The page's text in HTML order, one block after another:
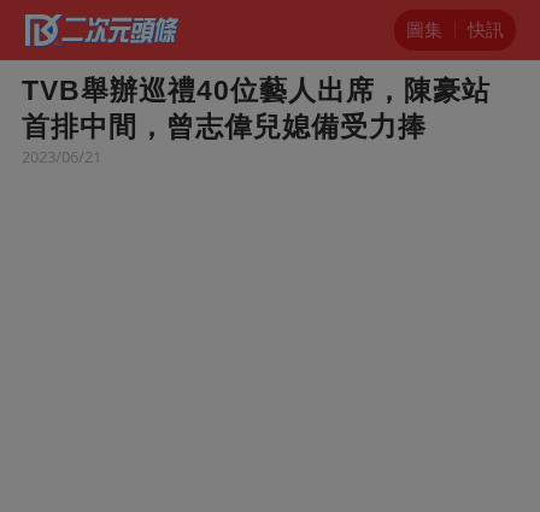
圖集 快訊
TVB舉辦巡禮40位藝人出席，陳豪站
首排中間，曾志偉兒媳備受力捧
2023/06/21